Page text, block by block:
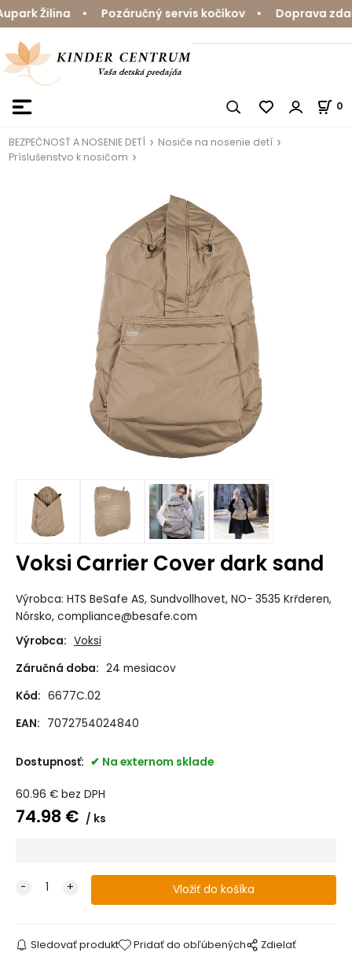
Žilina • Pozáručný servis kočíkov • Doprava
0
BEZPEČNOSŤ A NOSENIE DETÍ
Nosiče na nosenie detí
Príslušenstvo k nosičom
Voksi Carrier Cover dark sand
Výrobca: HTS BeSafe AS, Sundvollhovet, NO- 3535 Krřderen,
Nórsko, compliance@besafe.com
Výrobca: Voksi
Záručná doba: 24 mesiacov
Kód: 6677C.02
EAN: 7072754024840
Dostupnosť: Na externom sklade
60.96 € bez DPH
74.98 € ks
Sledovať produkt Pridať do obľúbených Zdielať